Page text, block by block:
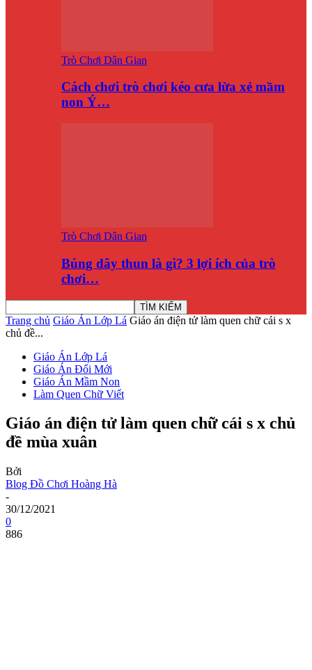
Trò Chơi Dân Gian
Cách chơi trò chơi kéo cưa lừa xẻ mầm
non Ý…
Trò Chơi Dân Gian
Búng dây thun là gì? 3 lợi ích của trò
chơi…
Trang chủ Giáo Án Lớp Lá Giáo án điện tử làm quen chữ cái s x
chủ đề...
Giáo Án Lớp Lá
Giáo Án Đổi Mới
Giáo Án Mầm Non
Làm Quen Chữ Viết
Giáo án điện tử làm quen chữ cái s x chủ
đề mùa xuân
Bởi
Blog Đồ Chơi Hoàng Hà
-
30/12/2021
0
886